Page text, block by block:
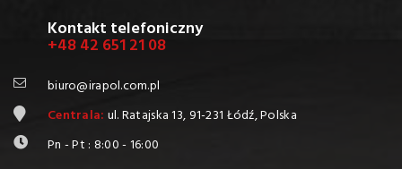
Kontakt telefoniczny
+48 42 651 21 08
biuro@irapol.com.pl
Centrala: ul. Ratajska 13, 91-231 Łódź, Polska
Pn - Pt : 8:00 - 16:00